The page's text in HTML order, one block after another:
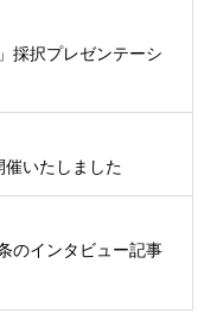
採択プレゼンテーシ
いたしました
のインタビュー記事